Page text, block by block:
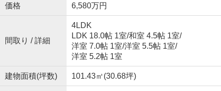
価格 6,580万円
間取り / 詳細
4LDK
LDK 18.0帖 1室/和室 4.5帖 1室/
洋室 7.0帖 1室/洋室 5.5帖 1室/
洋室 5.2帖 1室
建物面積(坪数) 101.43㎡(30.68坪)